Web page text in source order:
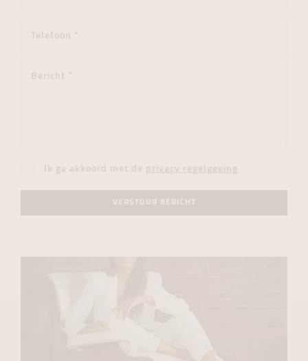
Ik ga akkoord met de privacy regelgeving
VERSTUUR BERICHT